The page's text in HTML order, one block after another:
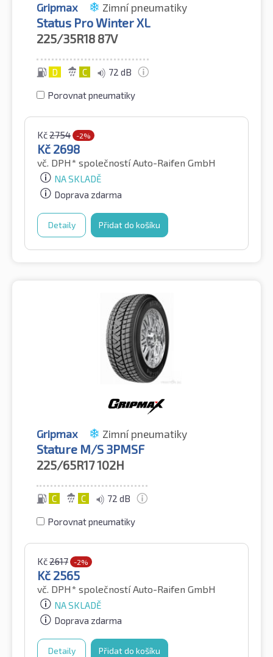
Gripmax Zimní pneumatiky
Status Pro Winter XL
225/35R18 87V
D C 72 dB
Porovnat pneumatiky
Kč2754 -2%
Kč 2698
vč. DPH* společností Auto-Raifen GmbH
NA SKLADĚ
Doprava zdarma
Detaily Přidat do košíku
Gripmax Zimní pneumatiky
Stature M/S 3PMSF
225/65R17102H
C C 72 dB
Porovnat pneumatiky
Kč2617 -2%
Kč 2565
vč. DPH* společností Auto-Raifen GmbH
NA SKLADĚ
Doprava zdarma
Detaily Přidat do košíku